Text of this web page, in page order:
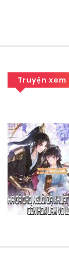
Truyện xem